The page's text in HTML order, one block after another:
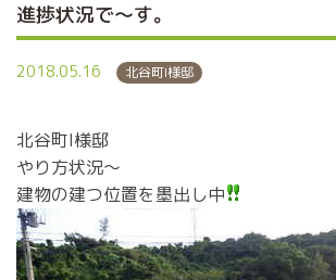
進捗状況で～す。
2018.05.16 北谷町I様邸
北谷町I様邸
やり方状況～
建物の建つ位置を墨出し中